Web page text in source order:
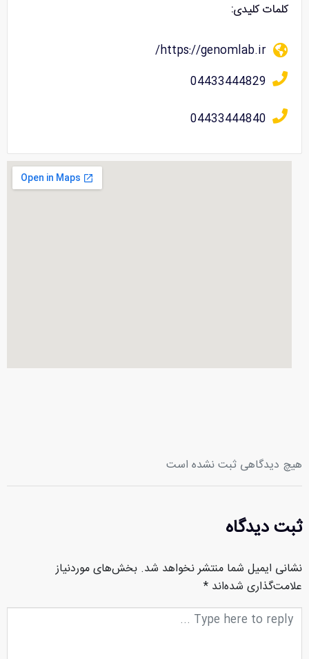
کلمات کلیدی:
https://genomlab.ir/
04433444829
04433444840
هیچ دیدگاهی ثبت نشده است
ثبت دیدگاه
نشانی ایمیل شما منتشر نخواهد شد. بخش‌های موردنیاز
علامت‌گذاری شده‌اند *
متن